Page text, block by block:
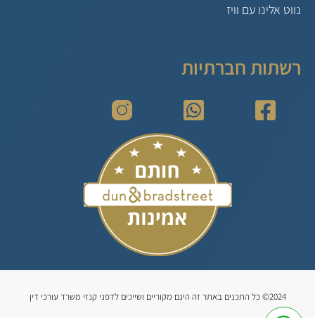
נווט אלינו עם וויז
רשתות חברתיות
2024© כל התכנים באתר זה הינם מקוריים ושייכים לדפני קנזי משרד עורכי דין